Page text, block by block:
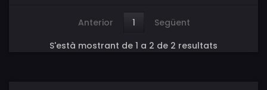
Anterior 1
Següent
S'està mostrant de 1 a 2 de 2 resultats